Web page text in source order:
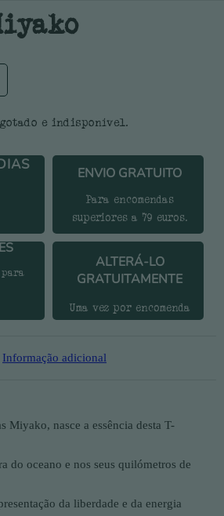
e indisponível.
ENVIO GRATUITO
Para encomendas
superiores a 79 euros.
para
ALTERÁ-LO
GRATUITAMENTE
Uma vez por encomenda
Informação adicional
Miyako, nasce a essência desta T-
do oceano e nos seus quilómetros de
da liberdade e da energia